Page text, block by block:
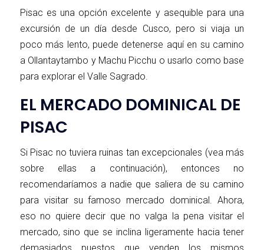
Pisac es una opción excelente y asequible para una
excursión de un día desde Cusco, pero si viaja un
poco más lento, puede detenerse aquí en su camino
a Ollantaytambo y Machu Picchu o usarlo como base
para explorar el Valle Sagrado.
EL MERCADO DOMINICAL DE
PISAC
Si Pisac no tuviera ruinas tan excepcionales (vea más
sobre ellas a continuación), entonces no
recomendaríamos a nadie que saliera de su camino
para visitar su famoso mercado dominical. Ahora,
eso no quiere decir que no valga la pena visitar el
mercado, sino que se inclina ligeramente hacia tener